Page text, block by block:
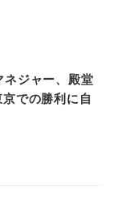
ジャー、殿堂
での勝利に自